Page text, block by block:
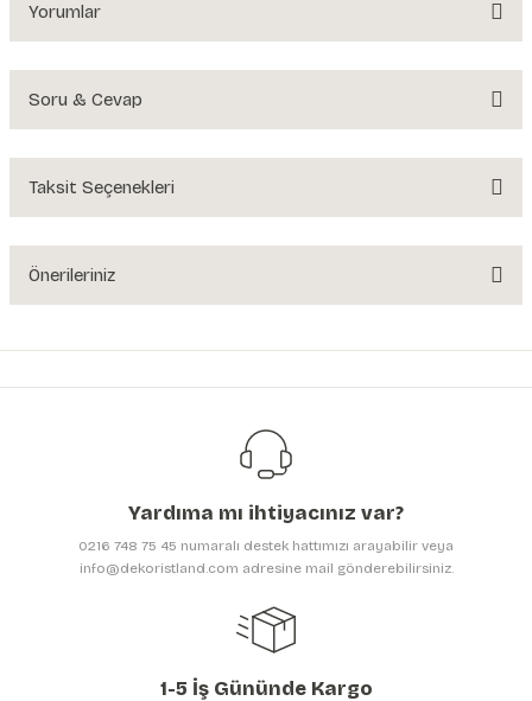
Yorumlar
Soru & Cevap
Ürün hakkında henüz soru sorulmamış.
Taksit Seçenekleri
Önerileriniz
yetersiz gördüğünüz noktaları öneri formunu kullanarak tarafımıza
Görüş ve önerileriniz için teşekkür ederiz.
Ürün resmi kalitesiz, bozuk veya görüntülenemiyor.
Ürün bilgilerinde hatalar bulunuyor.
Yardıma mı ihtiyacınız var?
0216 748 75 45 numaralı destek hattımızı arayabilir veya
info@dekoristland.com adresine mail gönderebilirsiniz.
1-5 İş Gününde Kargo